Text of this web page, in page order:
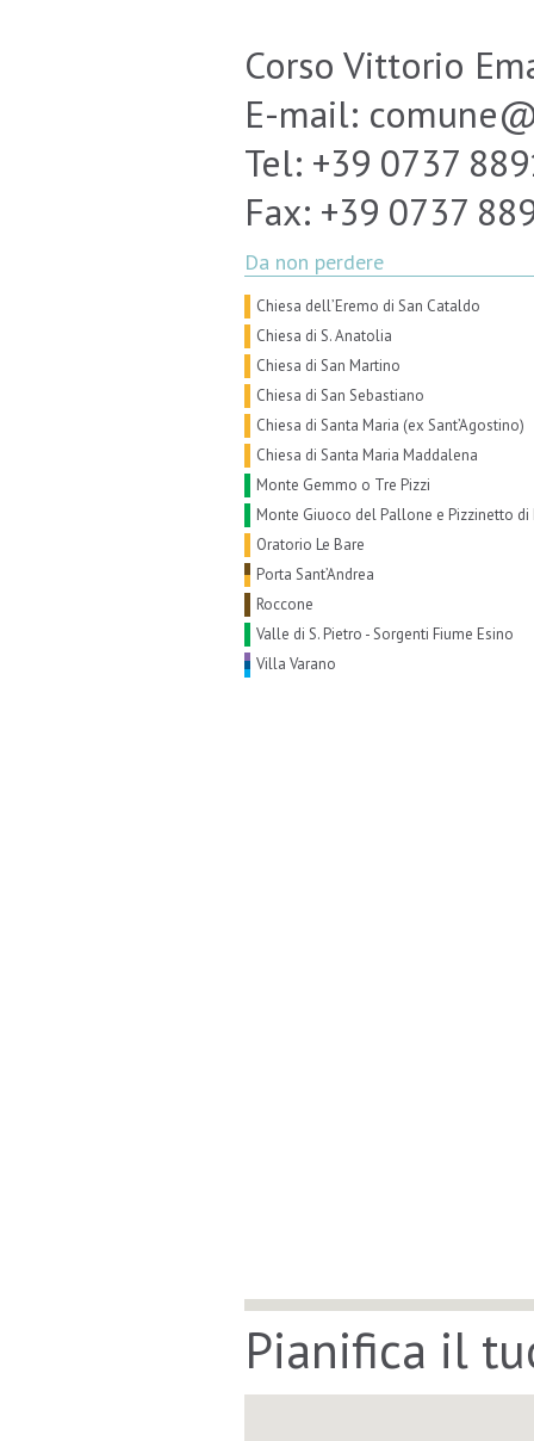
Corso Vittorio
E-mail:
Tel: +39 0737
Fax: +39 0737
Da non perdere
Chiesa dell’Eremo di San Cataldo
Chiesa di S. Anatolia
Chiesa di San Martino
Chiesa di San Sebastiano
Chiesa di Santa Maria (ex Sant’Agostino)
Chiesa di Santa Maria Maddalena
Monte Gemmo o Tre Pizzi
Monte Giuoco del Pallone e Pizzinetto
Oratorio Le Bare
Porta Sant’Andrea
Roccone
Valle di S. Pietro - Sorgenti Fiume Esino
Villa Varano
Pianifica il